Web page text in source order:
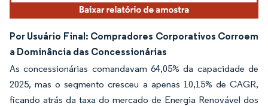
Por Usuário Final: Compradores Corporativos Corroem
a Dominância das Concessionárias
As concessionárias comandavam 64,05% da capacidade de
2025, mas o segmento cresceu a apenas 10,15% de CAGR,
ficando atrás da taxa do mercado de Energia Renovável dos